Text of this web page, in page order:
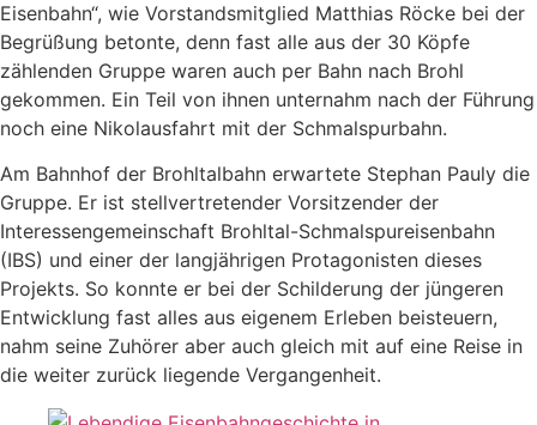
Eisenbahn“, wie Vorstandsmitglied Matthias Röcke bei der
Begrüßung betonte, denn fast alle aus der 30 Köpfe
zählenden Gruppe waren auch per Bahn nach Brohl
gekommen. Ein Teil von ihnen unternahm nach der Führung
noch eine Nikolausfahrt mit der Schmalspurbahn.
Am Bahnhof der Brohltalbahn erwartete Stephan Pauly die
Gruppe. Er ist stellvertretender Vorsitzender der
Interessengemeinschaft Brohltal-Schmalspureisenbahn
(IBS) und einer der langjährigen Protagonisten dieses
Projekts. So konnte er bei der Schilderung der jüngeren
Entwicklung fast alles aus eigenem Erleben beisteuern,
nahm seine Zuhörer aber auch gleich mit auf eine Reise in
die weiter zurück liegende Vergangenheit.